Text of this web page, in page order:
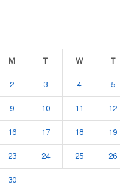
M T W T
2 3 4 5
9 10 11 12
16 17 18 19
23 24 25 26
30